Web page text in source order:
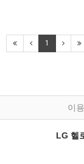
1
이
LG 헬